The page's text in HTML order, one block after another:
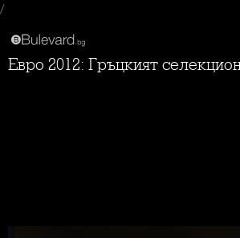
/
Евро 2012: Гръцкият